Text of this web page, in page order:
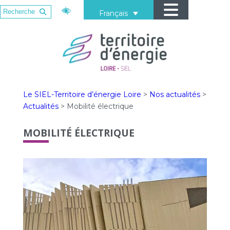
Français
Le SIEL-Territoire d’énergie Loire > Nos actualités>
Actualités> Mobilité électrique
MOBILITÉ ÉLECTRIQUE